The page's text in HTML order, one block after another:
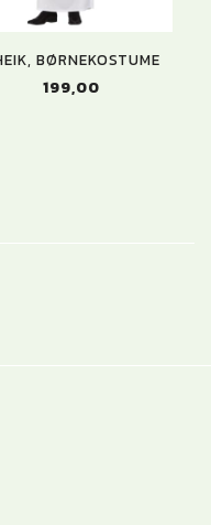
BØRNEKOSTUME
199,00